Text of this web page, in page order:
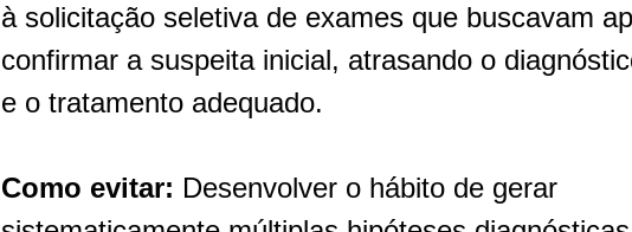
à solicitação seletiva de exames que buscavam
confirmar a suspeita inicial, atrasando o
e o tratamento adequado.
Como evitar: Desenvolver o hábito de gerar